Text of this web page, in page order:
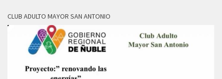
CLUB ADULTO MAYOR SAN ANTONIO